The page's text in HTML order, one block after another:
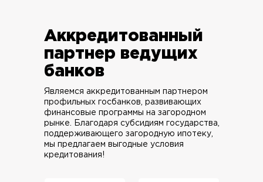
Аккредитованный
партнер ведущих
банков
Являемся аккредитованным партнером
профильных госбанков, развивающих
финансовые программы на загородном
рынке. Благодаря субсидиям государства,
поддерживающего загородную ипотеку,
мы предлагаем выгодные условия
кредитования!